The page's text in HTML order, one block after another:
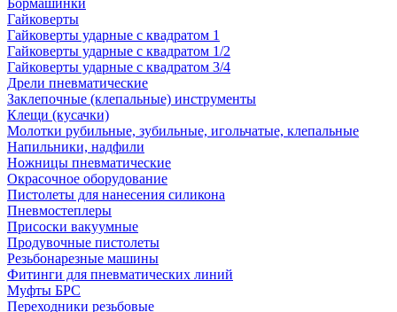
Бормашинки
Гайковерты
Гайковерты ударные с квадратом 1
Гайковерты ударные с квадратом 1/2
Гайковерты ударные с квадратом 3/4
Дрели пневматические
Заклепочные (клепальные) инструменты
Клещи (кусачки)
Молотки рубильные, зубильные, игольчатые, клепальные
Напильники, надфили
Ножницы пневматические
Окрасочное оборудование
Пистолеты для нанесения силикона
Пневмостеплеры
Присоски вакуумные
Продувочные пистолеты
Резьбонарезные машины
Фитинги для пневматических линий
Муфты БРС
Переходники резьбовые